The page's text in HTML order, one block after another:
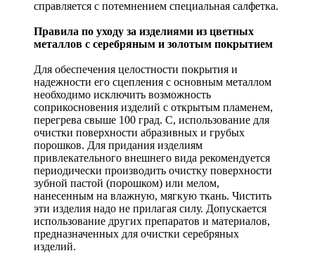
справляется с потемнением специальная салфетка.
Правила по уходу за изделиями из цветных
металлов с серебряным и золотым покрытием
Для обеспечения целостности покрытия и
надежности его сцепления с основным металлом
необходимо исключить возможность
соприкосновения изделий с открытым пламенем,
перегрева свыше 100 град. С, использование для
очистки поверхности абразивных и грубых
порошков. Для придания изделиям
привлекательного внешнего вида рекомендуется
периодически производить очистку поверхности
зубной пастой (порошком) или мелом,
нанесенным на влажную, мягкую ткань. Чистить
эти изделия надо не прилагая силу. Допускается
использование других препаратов и материалов,
предназначенных для очистки серебряных
изделий.